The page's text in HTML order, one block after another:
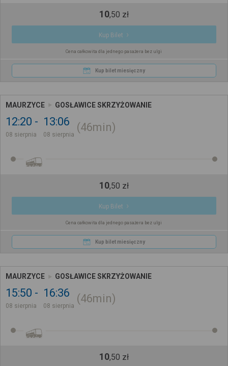
10,50 zł
Kup Bilet
Cena całkowita dla jednego pasażera bez ulgi
Kup bilet miesięczny
MAURZYCE GOSŁAWICE SKRZYŻOWANIE
12:20
08 sierpnia
13:06
08 sierpnia
46min
10,50 zł
Kup Bilet
Cena całkowita dla jednego pasażera bez ulgi
Kup bilet miesięczny
MAURZYCE GOSŁAWICE SKRZYŻOWANIE
15:50
08 sierpnia
16:36
08 sierpnia
46min
10,50 zł